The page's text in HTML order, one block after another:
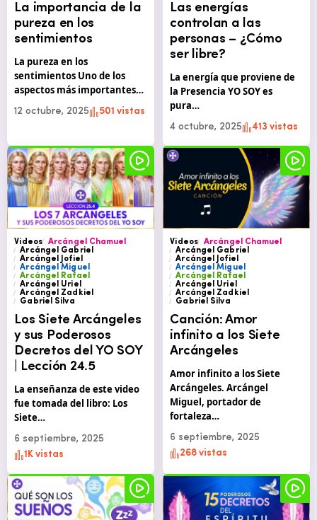
La importancia de la
pureza en los
sentimientos
La pureza en los
sentimientos Uno de los
aspectos más importantes…
12 octubre, 2025 501 vistas
Las energías
controlan a las
personas – ¿Cómo
ser libre?
La energía que proviene de
la Presencia YO SOY es
pura…
4 octubre, 2025 413 vistas
Videos
Arcángel Chamuel
Arcángel Gabriel
Arcángel Jofiel
Arcángel Miguel
Arcángel Rafael
Arcángel Uriel
Arcángel Zadkiel
Gabriel Silva
Los Siete Arcángeles
y sus Poderosos
Decretos del YO SOY
| Lección 24.5
La enseñanza de este video
fue tomada del libro: Los
Siete…
6 septiembre, 2025
1K vistas
Videos
Arcángel Chamuel
Arcángel Gabriel
Arcángel Jofiel
Arcángel Miguel
Arcángel Rafael
Arcángel Uriel
Arcángel Zadkiel
Gabriel Silva
Canción: Amor
infinito a los Siete
Arcángeles
Amor infinito a los Siete
Arcángeles. Arcángel
Miguel, portador de
fortaleza…
6 septiembre, 2025
268 vistas